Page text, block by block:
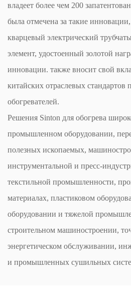
владеет более чем 200
была отмечена за такие
кварцевый электрический
элемент, удостоенный золотой
инновации. также вносит свой
китайских отраслевых
обогревателей.
Решения Sinton для обогрева
промышленном оборудовании,
полезных ископаемых,
инструментальной и пресс-
текстильной промышленности,
материалах, пластиковом
оборудовании и тяжелой
строительном машиностроении,
энергетическом обслуживании,
и промышленных сушильных